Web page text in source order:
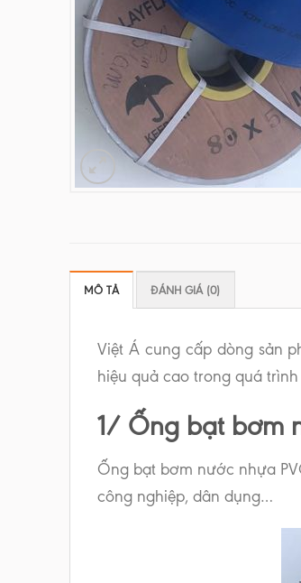
MÔ TẢ ĐÁNH GIÁ (0)
Việt Á cung cấp dòng sản
hiệu quả cao trong quá
1/ Ống bạt bơm
Ống bạt bơm nước nhựa
công nghiệp, dân dụng…